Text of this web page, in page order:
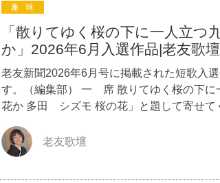
趣 味
「散りてゆく桜の下に一人立つ
か」2026年6月入選作品|老友歌壇
老友新聞2026年6月号に掲載された短歌入
す。（編集部） 一 席 散りてゆく桜の下に
花か 多田 シズモ 桜の花」と題して寄せて
老友歌壇